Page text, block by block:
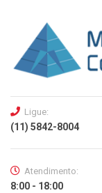
Ligue:
(11) 5842-8004
Atendimento:
8:00 - 18:00